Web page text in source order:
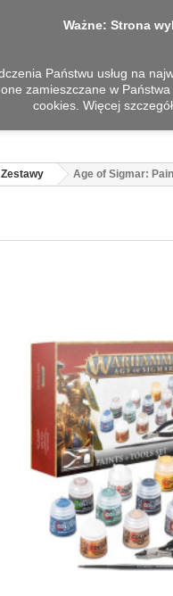
Zestawy Age of Sigmar:
Ważne: Strona
Państwu usług na
zamieszczane w
cookies. Więcej